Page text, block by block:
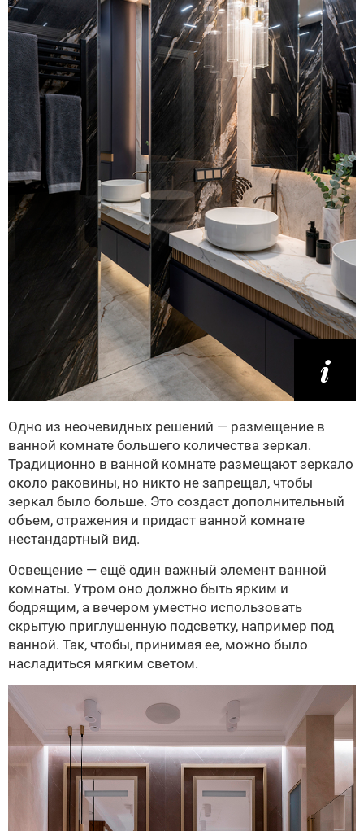
Одно из неочевидных решений — размещение в
ванной комнате большего количества зеркал.
Традиционно в ванной комнате размещают зеркало
около раковины, но никто не запрещал, чтобы
зеркал было больше. Это создаст дополнительный
объем, отражения и придаст ванной комнате
нестандартный вид.
Освещение — ещё один важный элемент ванной
комнаты. Утром оно должно быть ярким и
бодрящим, а вечером уместно использовать
скрытую приглушенную подсветку, например под
ванной. Так, чтобы, принимая ее, можно было
насладиться мягким светом.